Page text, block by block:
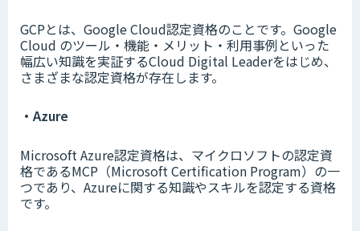
GCPとは、Google Cloud認定資格のことです。Google
Cloud のツール・機能・メリット・利用事例といった
幅広い知識を実証するCloud Digital Leaderをはじめ、
さまざまな認定資格が存在します。
・Azure
Microsoft Azure認定資格は、マイクロソフトの認定資
格であるMCP（Microsoft Certification Program）の一
つであり、Azureに関する知識やスキルを認定する資格
です。